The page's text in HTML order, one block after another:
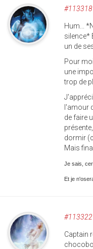
#113318
Hum...
silence*
un de
Pour
une
trop de
l'amour
de faire
dormir
Mais
Je sais,
Et je
#113322
Captain